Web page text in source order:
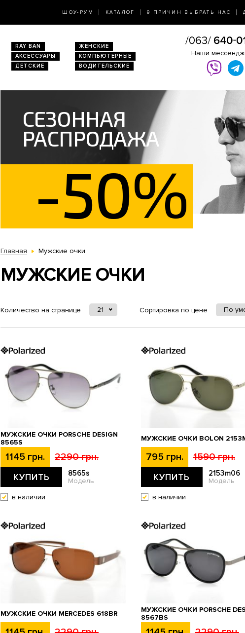
ШОУ-РУМ КАТАЛОГ 9 ПРИЧИН ВЫБРАТЬ НАС
RAY BAN
ЖЕНСКИЕ
АКСЕССУАРЫ
КОМПЬЮТЕРНЫЕ
ДЕТСКИЕ ВОДИТЕЛЬСКИЕ
Наши
СЕЗОННАЯ
РАСПРОДАЖА
-50%
Главная Мужские очки
МУЖСКИЕ ОЧКИ
Количество на странице 21 Сортировка по цене По
МУЖСКИЕ ОЧКИ PORSCHE DESIGN
8565S
1145 грн. 2290 грн.
КУПИТЬ 8565s
Модель
в наличии
МУЖСКИЕ ОЧКИ BOLON
795 грн. 1590 грн.
КУПИТЬ 2153m06
Модель
в наличии
МУЖСКИЕ ОЧКИ MERCEDES 618BR
МУЖСКИЕ ОЧКИ PORSCHE
8567BS